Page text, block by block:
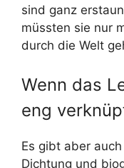
sind ganz
müssten sie nur
durch die Welt
Wenn das
eng
Es gibt aber
Dichtung und